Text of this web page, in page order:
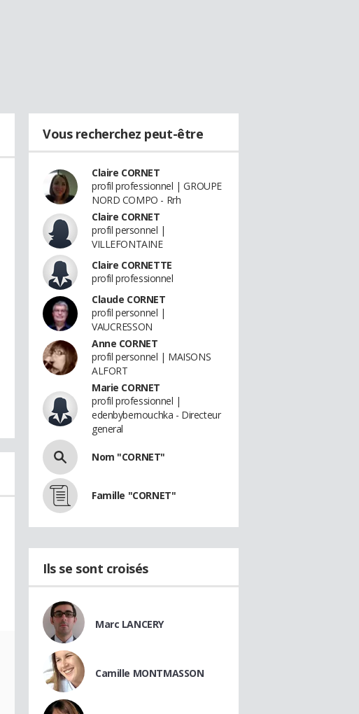
Vous recherchez peut-être
Claire CORNET
profil professionnel | GROUPE
NORD COMPO - Rrh
Claire CORNET
profil personnel |
VILLEFONTAINE
Claire CORNETTE
profil professionnel
Claude CORNET
profil personnel |
VAUCRESSON
Anne CORNET
profil personnel | MAISONS
ALFORT
Marie CORNET
profil professionnel |
edenbybernouchka - Directeur
general
Nom "CORNET"
Famille "CORNET"
Ils se sont croisés
Marc LANCERY
Camille MONTMASSON